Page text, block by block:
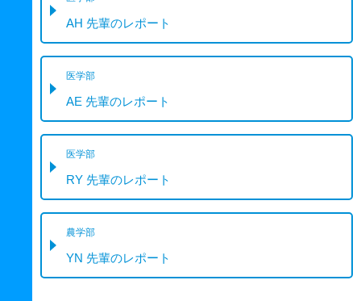
AH 先輩のレポート
医学部
AE 先輩のレポート
医学部
RY 先輩のレポート
農学部
YN 先輩のレポート